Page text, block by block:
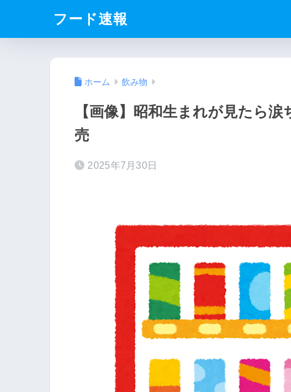
フード速報
ホーム 飲み物
【画像】昭和生まれが見たら
売
2025年7月30日